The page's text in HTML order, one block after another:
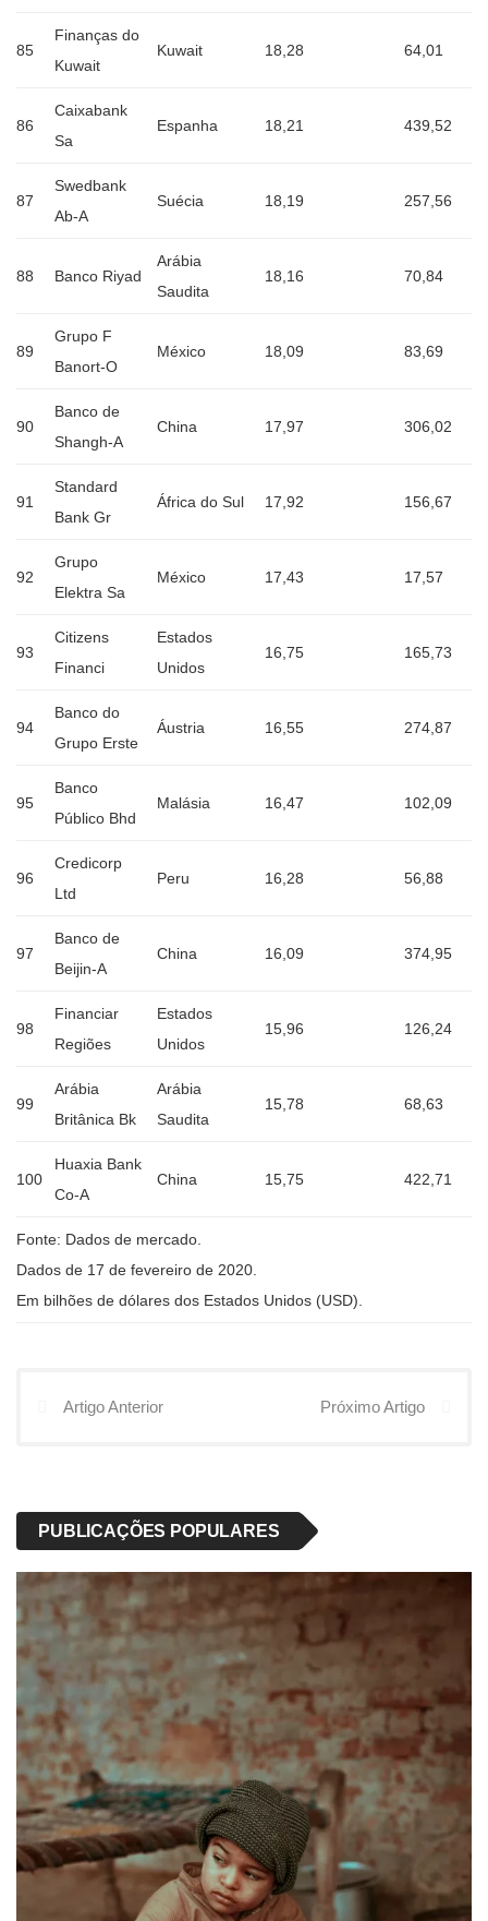
85
Finanças do
Kuwait
Kuwait 18,28 64,01
86
Caixabank
Sa
Espanha 18,21 439,52
87
Swedbank
Ab-A
Suécia 18,19 257,56
88 Banco Riyad
Arábia
Saudita
18,16 70,84
89
Grupo F
Banort-O
México 18,09 83,69
90
Banco de
Shangh-A
China 17,97 306,02
91
Standard
Bank Gr
África do Sul 17,92 156,67
92
Grupo
Elektra Sa
México 17,43 17,57
93
Citizens
Financi
Estados
Unidos
16,75 165,73
94
Banco do
Grupo Erste
Áustria 16,55 274,87
95
Banco
Público Bhd
Malásia 16,47 102,09
96
Credicorp
Ltd
Peru 16,28 56,88
97
Banco de
Beijin-A
China 16,09 374,95
98
Financiar
Regiões
Estados
Unidos
15,96 126,24
99
Arábia
Britânica Bk
Arábia
Saudita
15,78 68,63
100
Huaxia Bank
Co-A
China 15,75 422,71
Fonte: Dados de mercado.
Dados de 17 de fevereiro de 2020.
Em bilhões de dólares dos Estados Unidos (USD).
Artigo Anterior Próximo Artigo
PUBLICAÇÕES POPULARES